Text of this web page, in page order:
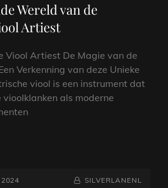
Wereld van de
Artiest
Viool Artiest De Magie van de
Verkenning van deze Unieke
viool is een instrument dat
als moderne
VAN
2024 NAAMREGEL
BYLINE
SILVERLANENL